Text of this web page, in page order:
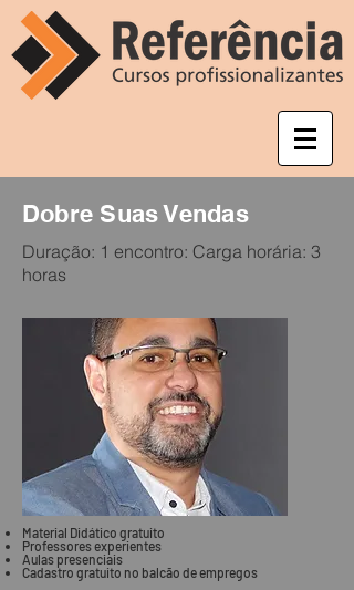
Dobre Suas Vendas
Duração: 1 encontro: Carga horária: 3
horas
Material Didático gratuito
Professores experientes
Aulas presenciais
Cadastro gratuito no balcão de empregos